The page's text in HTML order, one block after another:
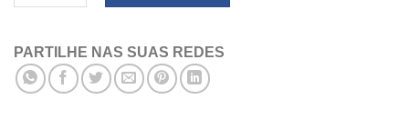
PARTILHE NAS SUAS REDES